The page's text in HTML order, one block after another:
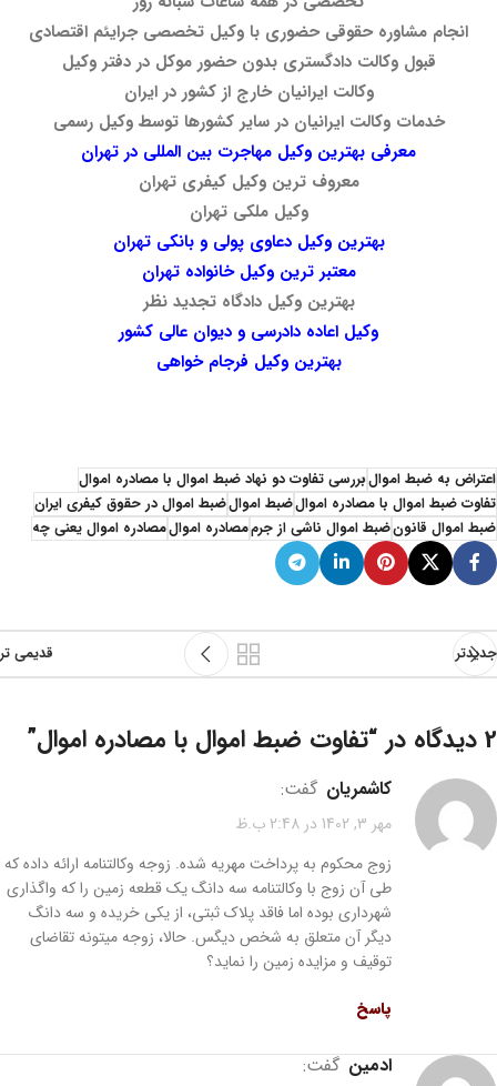
انجام مشاوره حقوقی حضوری با وکیل تخصصی جرایئم اقتصادی
قبول وکالت دادگستری بدون حضور موکل در دفتر وکیل
وکالت ایرانیان خارج از کشور در ایران
خدمات وکالت ایرانیان در سایر کشورها توسط وکیل رسمی
معرفی بهترین وکیل مهاجرت بین المللی در تهران
معروف ترین وکیل کیفری تهران
وکیل ملکی تهران
بهترین وکیل دعاوی پولی و بانکی تهران
معتبر ترین وکیل خانواده تهران
بهترین وکیل دادگاه تجدید نظر
وکیل اعاده دادرسی و دیوان عالی کشور
بهترین وکیل فرجام خواهی
اعتراض به ضبط اموالبررسی تفاوت دو نهاد ضبط اموال با مصادره اموال
تفاوت ضبط اموال با مصادره اموالضبط اموالضبط اموال در حقوق کیفری ایران
ضبط اموال قانونضبط اموال ناشی از جرممصادره اموالمصادره اموال یعنی چه
جدیدتر قدیمی تر
2 دیدگاه در “ تفاوت ضبط اموال با مصادره اموال”
کاشمریان گفت:
مهر 3, 1402 در 2:48 ب.ظ
زوج محکوم به پرداخت مهریه شده. زوجه وکالتنامه ارائه داده که
طی آن زوج با وکالتنامه سه دانگ یک قطعه زمین را که واگذاری
شهرداری بوده اما فاقد پلاک ثبتی، از یکی خریده و سه دانگ
دیگر آن متعلق به شخص دیگس. حالا، زوجه میتونه تقاضای
توقیف و مزایده زمین را نماید؟
پاسخ
ادمین گفت: